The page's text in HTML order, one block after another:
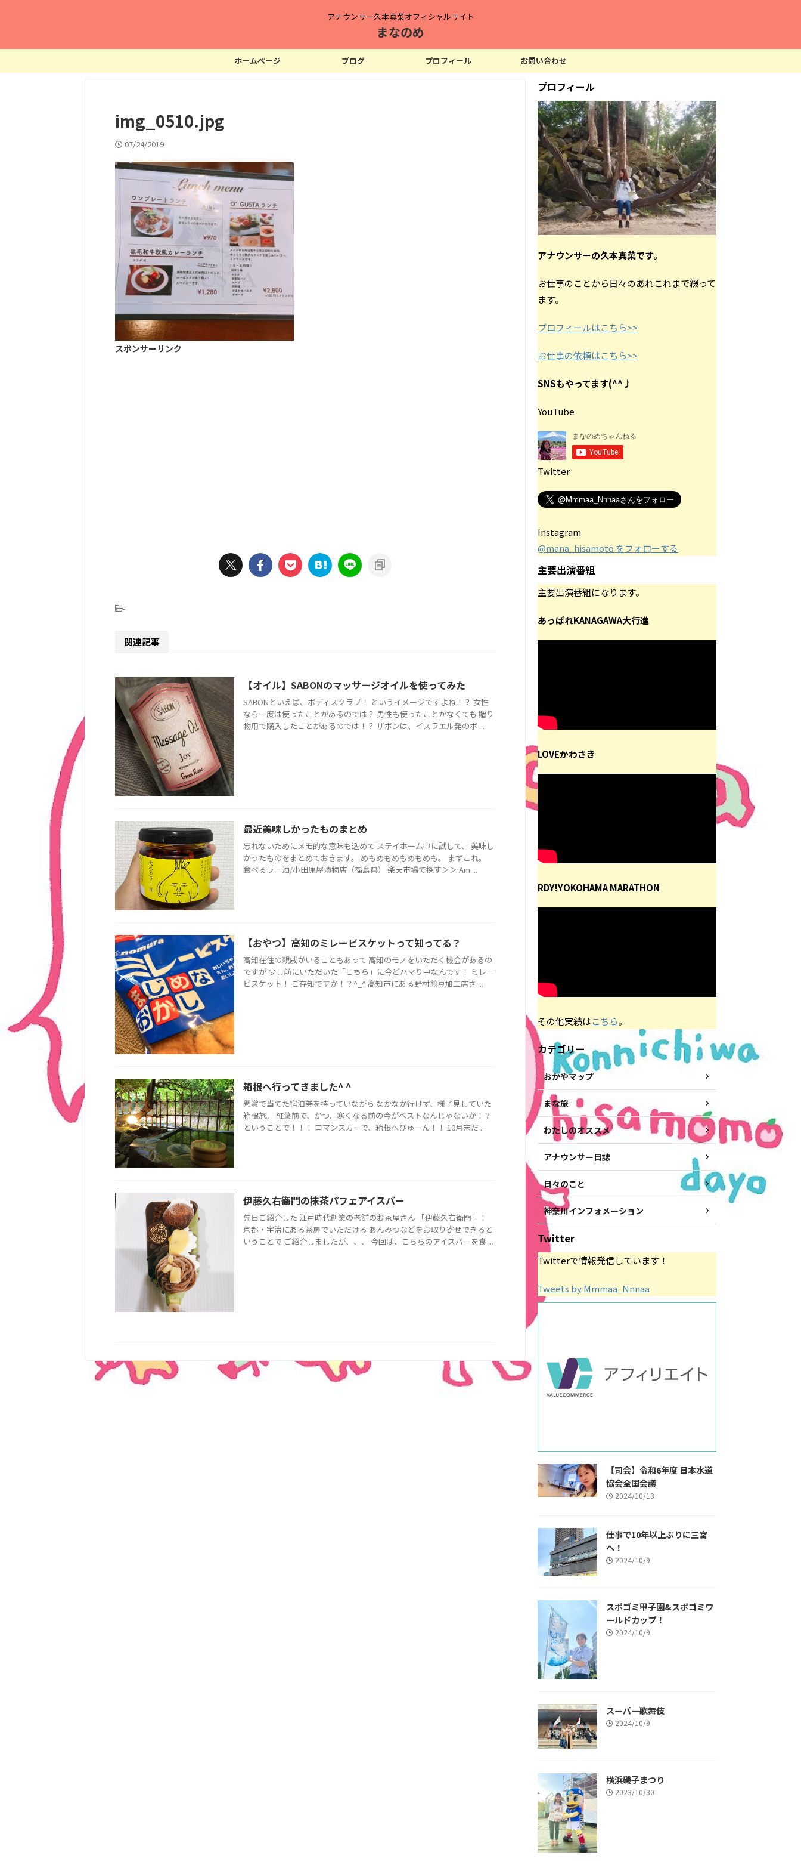
アナウンサー久本真菜オフィシャルサイト
まなのめ
ホームページ ブログ プロフィール お問い合わせ
img_0510.jpg
07/24/2019
スポンサーリンク
-
関連記事
【オイル】SABONのマッサージオイルを使ってみた
SABONといえば、ボディスクラブ！ というイメージですよね！？ 女性
なら一度は使ったことがあるのでは？ 男性も使ったことがなくても 贈り
物用で購入したことがあるのでは！？ ザボンは、イスラエル発のボ ...
最近美味しかったものまとめ
忘れないためにメモ的な意味も込めて ステイホーム中に試して、 美味し
かったものをまとめておきます。 めもめもめもめもめも。 まずこれ。
食べるラー油/小田原屋漬物店（福島県） 楽天市場で探す＞＞ Am ...
【おやつ】高知のミレービスケットって知ってる？
高知在住の親戚がいることもあって 高知のモノをいただく機会があるの
ですが 少し前にいただいた「こちら」に今どハマり中なんです！ ミレー
ビスケット！ ご存知ですか！？^_^ 高知市にある野村煎豆加工店さ ...
箱根へ行ってきました^ ^
懸賞で当てた宿泊券を持っていながら なかなか行けず、様子見していた
箱根旅。 紅葉前で、かつ、寒くなる前の今がベストなんじゃないか！？
ということで！！！ ロマンスカーで、箱根へびゅーん！！ 10月末だ ...
伊藤久右衛門の抹茶パフェアイスバー
先日ご紹介した 江戸時代創業の老舗のお茶屋さん 「伊藤久右衛門」！
京都・宇治にある茶房でいただける あんみつなどをお取り寄せできると
いうことで ご紹介しましたが、、、 今回は、こちらのアイスバーを食 ...
プロフィール
アナウンサーの久本真菜です。
お仕事のことから日々のあれこれまで綴って
ます。
プロフィールはこちら>>
お仕事の依頼はこちら>>
SNSもやってます(^^♪
YouTube
Twitter
Instagram
@mana_hisamoto をフォローする
主要出演番組
主要出演番組になります。
あっぱれKANAGAWA大行進
LOVEかわさき
RDY!YOKOHAMA MARATHON
その他実績はこちら。
カテゴリー
おかやマップ
まな旅
わたしのオススメ
アナウンサー日誌
日々のこと
神奈川インフォメーション
Twitter
Twitterで情報発信しています！
Tweets by Mmmaa_Nnnaa
【司会】令和6年度 日本水道
協会全国会議
2024/10/13
仕事で10年以上ぶりに三宮
へ！
2024/10/9
スポゴミ甲子園&スポゴミワ
ールドカップ！
2024/10/9
スーパー歌舞伎
2024/10/9
横浜磯子まつり
2023/10/30